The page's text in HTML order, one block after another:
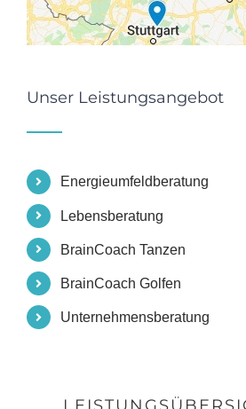
Unser Leistungsangebot
Energieumfeldberatung
Lebensberatung
BrainCoach Tanzen
BrainCoach Golfen
Unternehmensberatung